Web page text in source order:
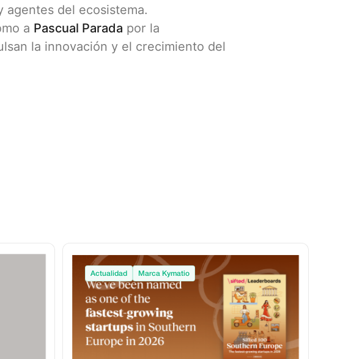
del ecosistema.
a Pascual Parada por la
la innovación y el crecimiento del
Actualidad Marca Kymatio